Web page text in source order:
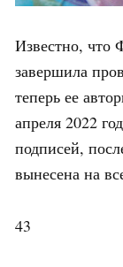
Известно, что
завершила
теперь ее
апреля 2022
подписей,
вынесена на
43